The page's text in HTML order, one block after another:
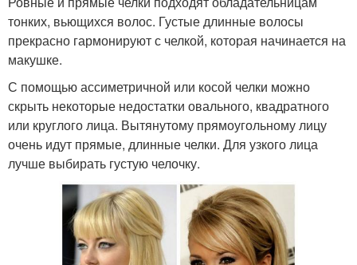
тонких, вьющихся волос. Густые длинные волосы
прекрасно гармонируют с челкой, которая начинается на
макушке.
С помощью ассиметричной или косой челки можно
скрыть некоторые недостатки овального, квадратного
или круглого лица. Вытянутому прямоугольному лицу
очень идут прямые, длинные челки. Для узкого лица
лучше выбирать густую челочку.